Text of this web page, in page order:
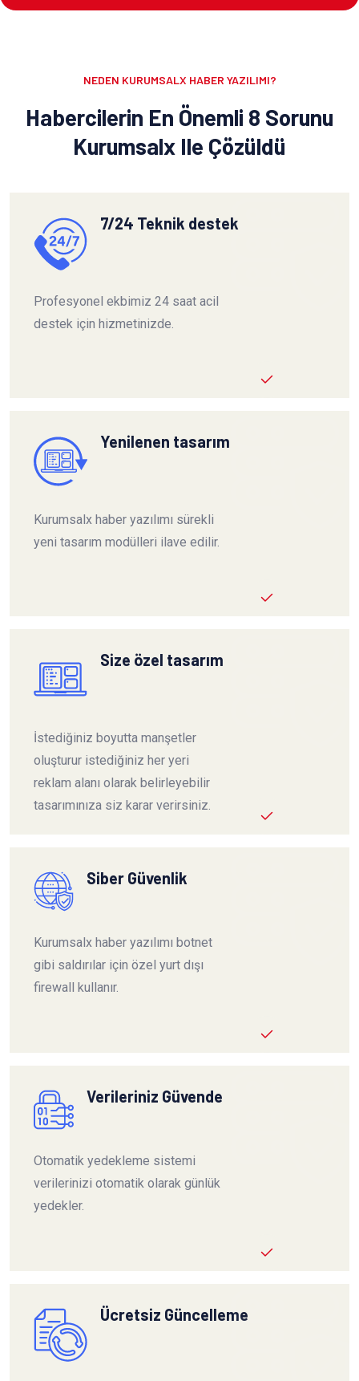
NEDEN KURUMSALX HABER YAZILIMI?
Habercilerin En Önemli 8 Sorunu
Kurumsalx Ile Çözüldü
7/24 Teknik destek
Profesyonel ekbimiz 24 saat acil
destek için hizmetinizde.
Yenilenen tasarım
Kurumsalx haber yazılımı sürekli
yeni tasarım modülleri ilave edilir.
Size özel tasarım
İstediğiniz boyutta manşetler
oluşturur istediğiniz her yeri
reklam alanı olarak belirleyebilir
tasarımınıza siz karar verirsiniz.
Siber Güvenlik
Kurumsalx haber yazılımı botnet
gibi saldırılar için özel yurt dışı
firewall kullanır.
Verileriniz Güvende
Otomatik yedekleme sistemi
verilerinizi otomatik olarak günlük
yedekler.
Ücretsiz Güncelleme